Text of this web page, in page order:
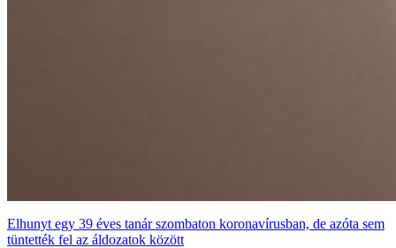
Elhunyt egy 39 éves tanár szombaton koronavírusban, de azóta sem
tüntették fel az áldozatok között